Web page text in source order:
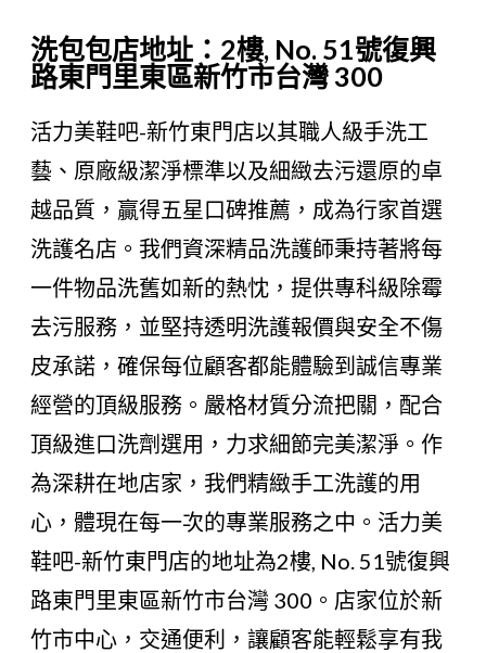
洗包包店地址：2樓, No. 51號復興
路東門里東區新竹市台灣 300
活力美鞋吧-新竹東門店以其職人級手洗工
藝、原廠級潔淨標準以及細緻去污還原的卓
越品質，贏得五星口碑推薦，成為行家首選
洗護名店。我們資深精品洗護師秉持著將每
一件物品洗舊如新的熱忱，提供專科級除霉
去污服務，並堅持透明洗護報價與安全不傷
皮承諾，確保每位顧客都能體驗到誠信專業
經營的頂級服務。嚴格材質分流把關，配合
頂級進口洗劑選用，力求細節完美潔淨。作
為深耕在地店家，我們精緻手工洗護的用
心，體現在每一次的專業服務之中。活力美
鞋吧-新竹東門店的地址為2樓, No. 51號復興
路東門里東區新竹市台灣 300。店家位於新
竹市中心，交通便利，讓顧客能輕鬆享有我